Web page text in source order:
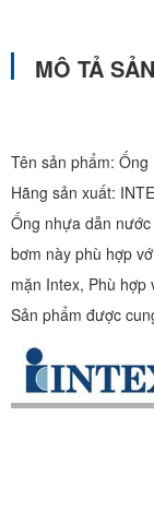
MÔ TẢ
Tên sản phẩm:
Hãng sản xuất:
Ống nhựa dẫn
bơm này phù hợp
mặn Intex, Phù hợp
Sản phẩm được